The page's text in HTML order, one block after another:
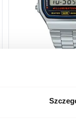
199,00 zł